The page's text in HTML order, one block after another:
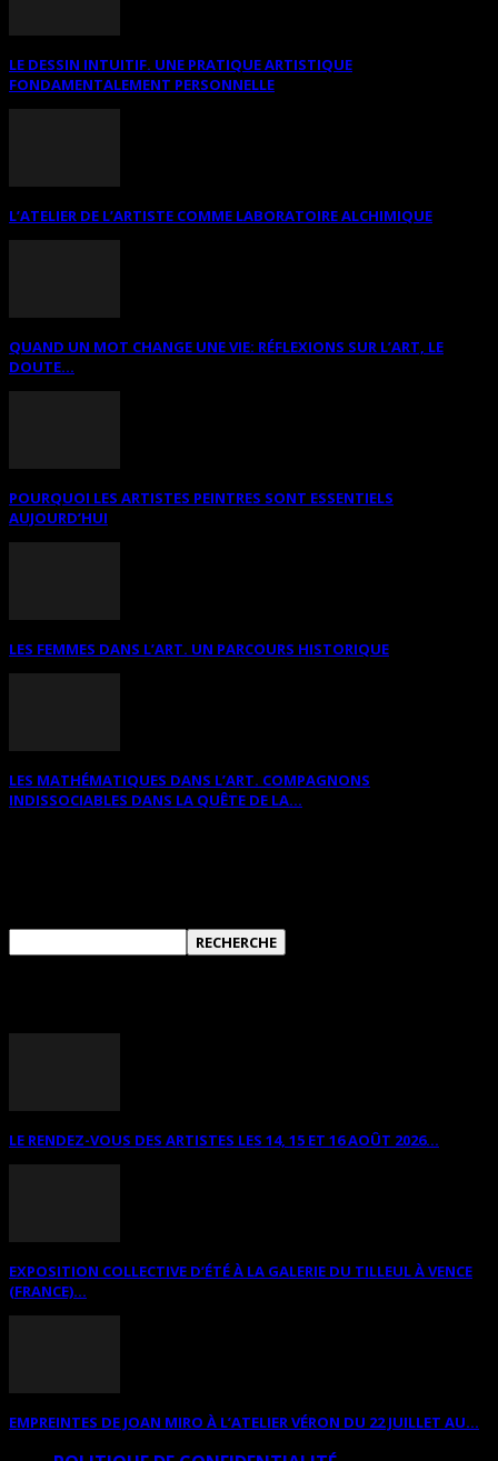
LE DESSIN INTUITIF. UNE PRATIQUE ARTISTIQUE
FONDAMENTALEMENT PERSONNELLE
L’ATELIER DE L’ARTISTE COMME LABORATOIRE ALCHIMIQUE
QUAND UN MOT CHANGE UNE VIE: RÉFLEXIONS SUR L’ART, LE
DOUTE...
POURQUOI LES ARTISTES PEINTRES SONT ESSENTIELS
AUJOURD’HUI
LES FEMMES DANS L’ART. UN PARCOURS HISTORIQUE
LES MATHÉMATIQUES DANS L’ART. COMPAGNONS
INDISSOCIABLES DANS LA QUÊTE DE LA...
LE RENDEZ-VOUS DES ARTISTES LES 14, 15 ET 16 AOÛT 2026...
EXPOSITION COLLECTIVE D’ÉTÉ À LA GALERIE DU TILLEUL À VENCE
(FRANCE)...
EMPREINTES DE JOAN MIRO À L’ATELIER VÉRON DU 22 JUILLET AU...